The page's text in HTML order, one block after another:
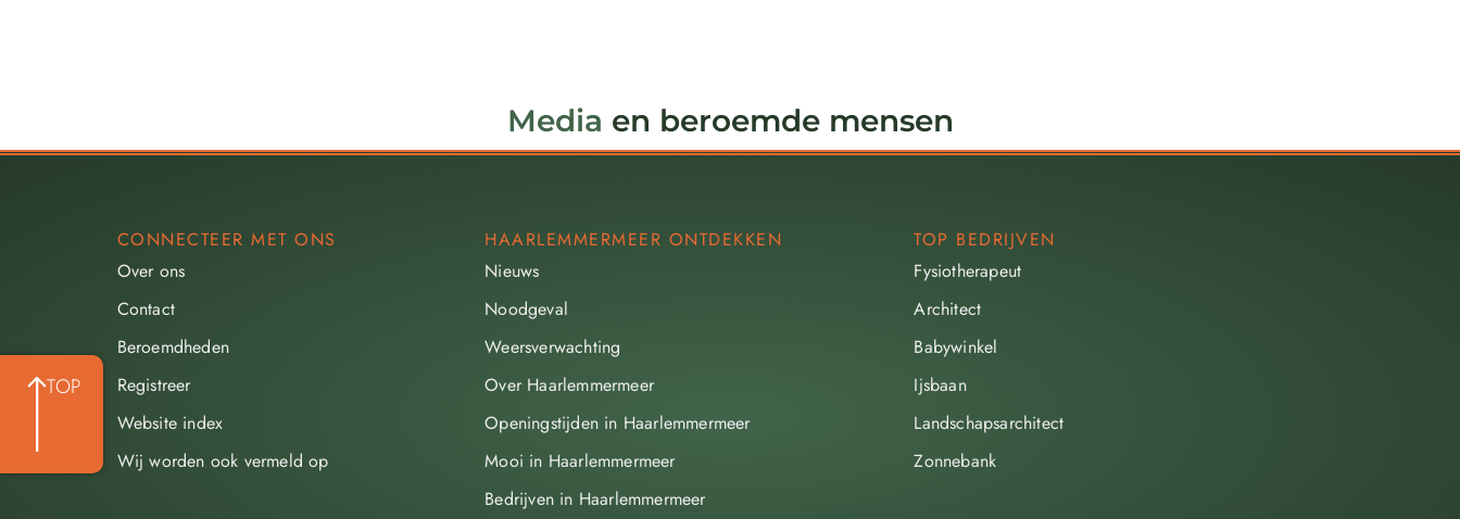
TOP
Media en beroemde mensen
CONNECTEER MET ONS
Over ons
Contact
Beroemdheden​
Registreer
Website index
Wij worden ook vermeld op
HAARLEMMERMEER ONTDEKKEN
Nieuws
Noodgeval
Weersverwachting
Over Haarlemmermeer
Openingstijden in Haarlemmermeer
Mooi in Haarlemmermeer
Bedrijven in Haarlemmermeer
TOP BEDRIJVEN
Fysiotherapeut
Architect
Babywinkel
Ijsbaan
Landschapsarchitect
Zonnebank